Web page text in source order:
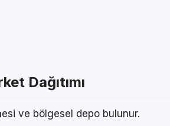
Dağıtımı
ve bölgesel depo bulunur.